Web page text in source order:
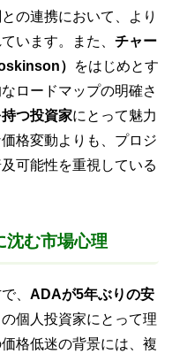
の連携において、より
います。また、 チャー
）
をはじめとす
ロードマップの明確さ
つ投資家にとって魅力
格変動よりも、プロジ
可能性を重視している
沈む市場心理
、 ADAが5年ぶりの安
個人投資家にとって理
格低迷の背景には、複